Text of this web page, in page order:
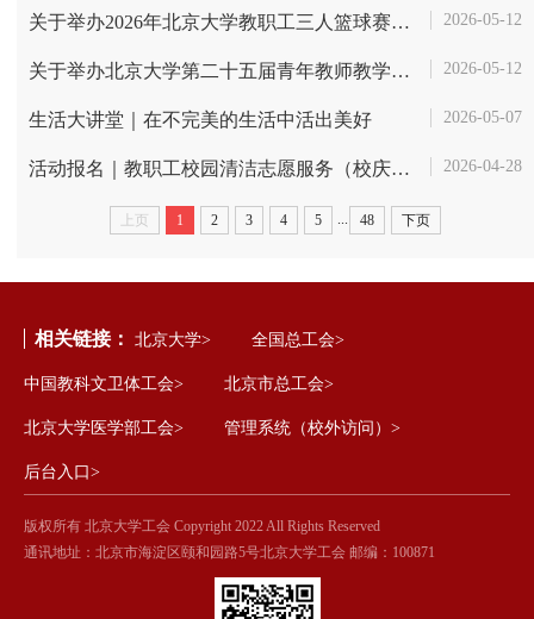
关于举办2026年北京大学教职工三人篮球赛通知 2026-05-12
关于举办北京大学第二十五届青年教师教学基本功比赛表彰会暨青年教师发... 2026-05-12
生活大讲堂｜在不完美的生活中活出美好 2026-05-07
活动报名｜教职工校园清洁志愿服务（校庆特别版） 2026-04-28
上页 1 2 3 4 5 48 下页
相关链接： 北京大学> 全国总工会>
中国教科文卫体工会> 北京市总工会>
北京大学医学部工会> 管理系统（校外访问）>
后台入口>
版权所有 北京大学工会 Copyright 2022 All Rights Reserved
通讯地址：北京市海淀区颐和园路5号北京大学工会 邮编：100871